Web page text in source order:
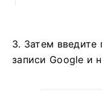
3. Затем введите
записи Google и